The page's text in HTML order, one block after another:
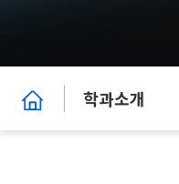
학과소개